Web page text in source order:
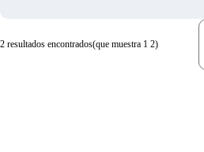
2 resultados encontrados(que muestra 1 2)